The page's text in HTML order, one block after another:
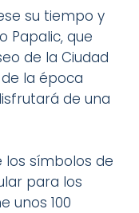
su tiempo y
Papalic, que
de la Ciudad
la época
de una
los símbolos de
para los
unos 100